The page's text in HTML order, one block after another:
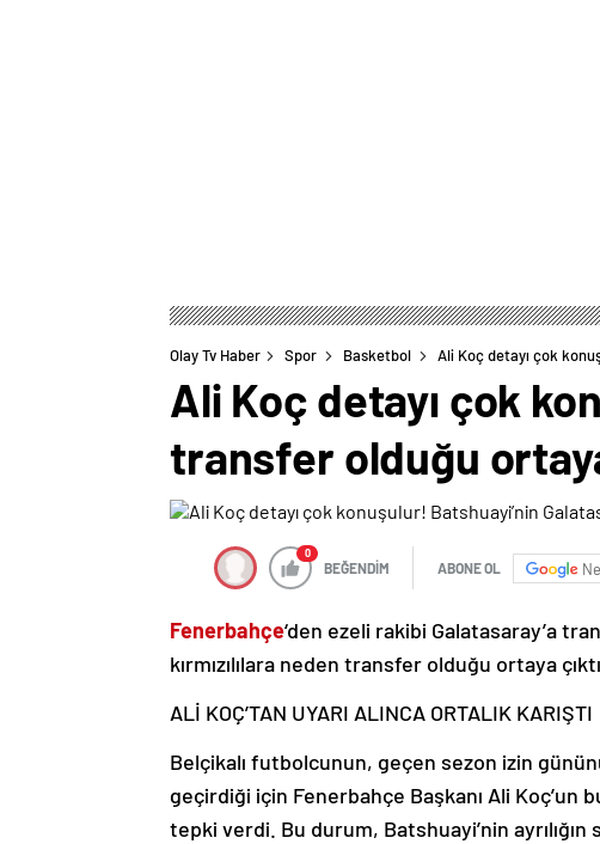
Olay Tv Haber Spor Basketbol Ali Koç detayı çok
Ali Koç detayı çok
transfer olduğu
0
BEĞENDİM ABONE OL
Fenerbahçe‘den ezeli rakibi Galatasaray’a
kırmızılılara neden transfer olduğu ortaya
ALİ KOÇ’TAN UYARI ALINCA ORTALIK KARIŞTI
Belçikalı futbolcunun, geçen sezon izin
geçirdiği için Fenerbahçe Başkanı Ali
tepki verdi. Bu durum, Batshuayi’nin